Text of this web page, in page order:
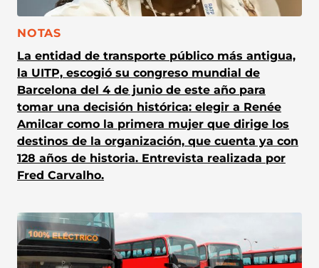
CATEGORÍA:
NOTAS
La entidad de transporte público más antigua,
la UITP, escogió su congreso mundial de
Barcelona del 4 de junio de este año para
tomar una decisión histórica: elegir a Renée
Amilcar como la primera mujer que dirige los
destinos de la organización, que cuenta ya con
128 años de historia. Entrevista realizada por
Fred Carvalho.